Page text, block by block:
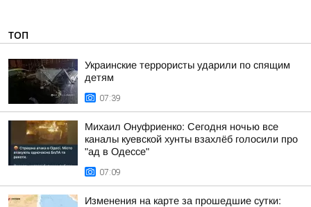
ТОП
Украинские террористы ударили по спящим
детям
07:39
Михаил Онуфриенко: Сегодня ночью все
каналы куевской хунты взахлёб голосили про
"ад в Одессе"
07:09
Изменения на карте за прошедшие сутки: